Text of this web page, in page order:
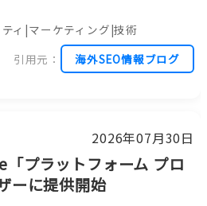
ィ|マーケティング|技術
引用元：
海外SEO情報ブログ
2026年07月30日
プラットフォーム プロ
ーに提供開始